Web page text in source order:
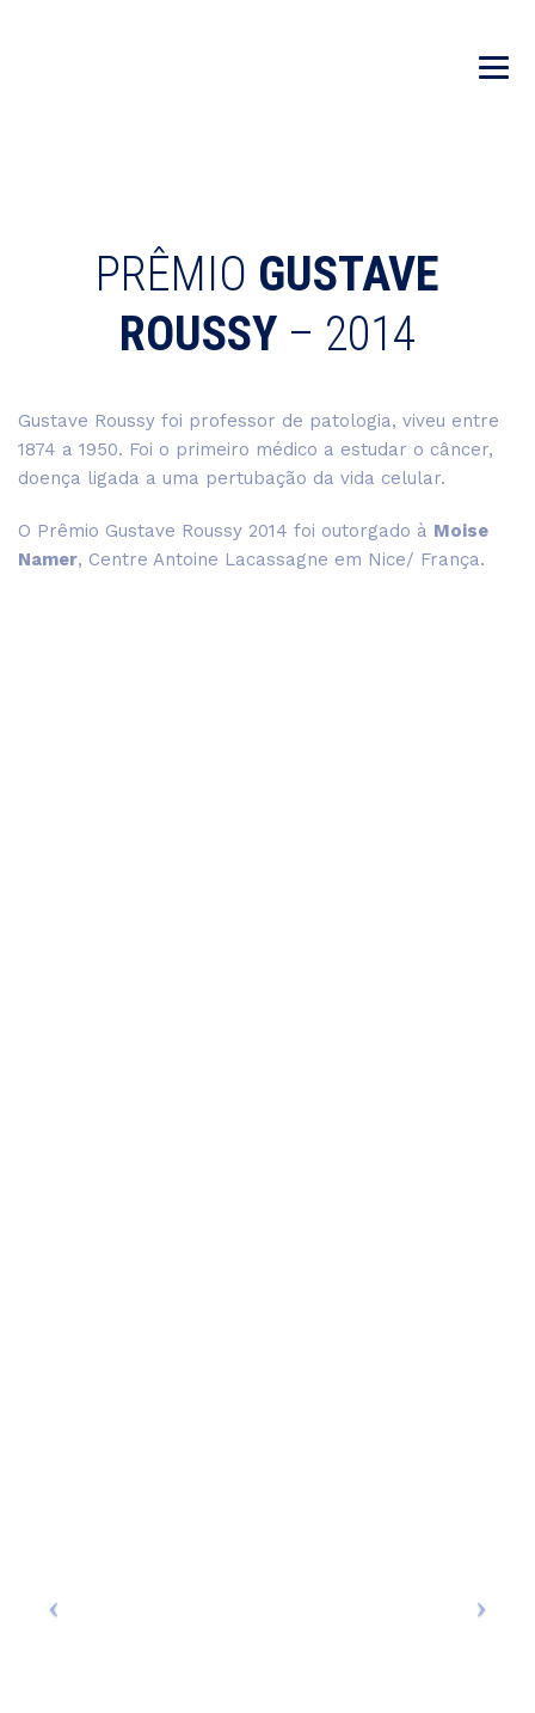
PRÊMIO GUSTAVE
ROUSSY – 2014
Gustave Roussy foi professor de patologia, viveu entre
1874 a 1950. Foi o primeiro médico a estudar o câncer,
doença ligada a uma pertubação da vida celular.
O Prêmio Gustave Roussy 2014 foi outorgado à Moise
Namer, Centre Antoine Lacassagne em Nice/ França.